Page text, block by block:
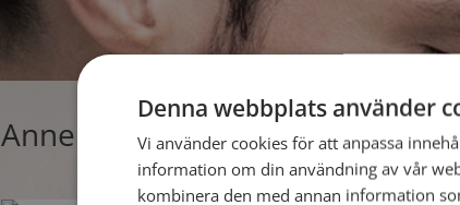
Annebell, singelkvinna från
Denna webbplats använder
Vi använder cookies för att anpassa
information om din användning av vår
kombinera den med annan information